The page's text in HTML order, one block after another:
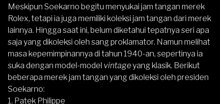
Meskipun Soekarno begitu menyukai jam tangan merek
Rolex, tetapi ia juga memiliki koleksi jam tangan dari merek
lainnya. Hingga saat ini, belum diketahui tepatnya seri apa
saja yang dikoleksi oleh sang proklamator. Namun melihat
masa kepemimpinannya di tahun 1940-an, sepertinya ia
suka dengan model-model vintageyang klasik. Berikut
beberapa merek jam tangan yang dikoleksi oleh presiden
Soekarno:
1. Patek Philippe